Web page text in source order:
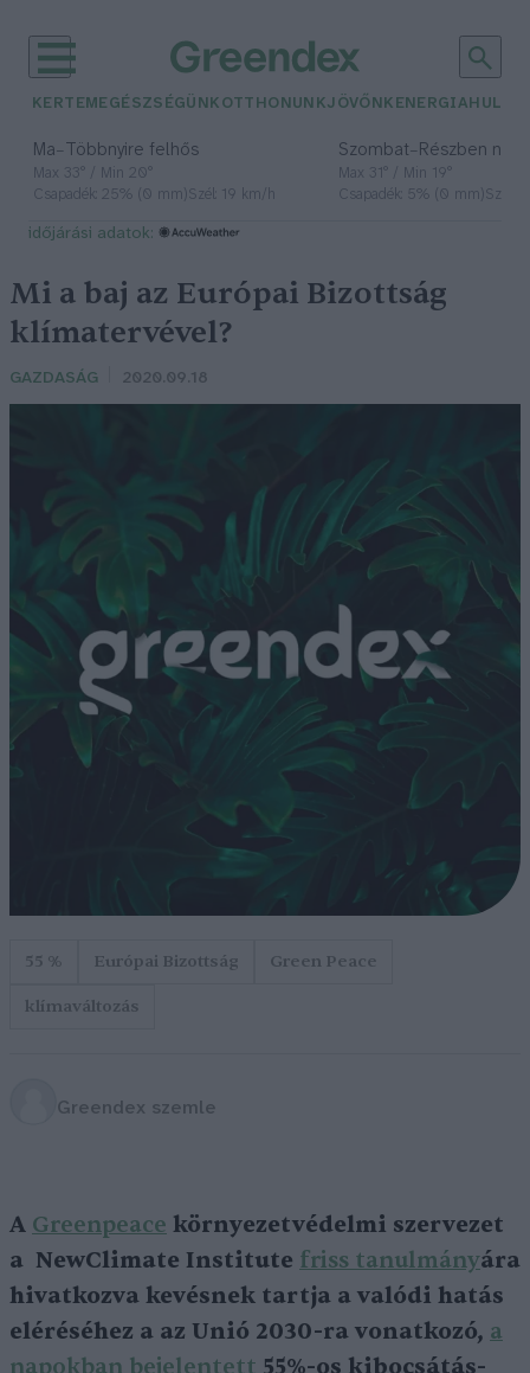
KERTEM EGÉSZSÉGÜNK OTTHONUNKJÖVŐNK ENERGIA
Ma– Többnyire felhős
Max 33° / Min 20°
Csapadék: 25% (0 mm)Szél: 19 km/h
Szombat– Részben
Max 31° / Min 19°
Csapadék: 5% (0 mm)Szél:
időjárási adatok:
Mi a baj az Európai Bizottság
klímatervével?
GAZDASÁG 2020.09.18
55 % Európai Bizottság
Green Peace
klímaváltozás
Greendex szemle
A Greenpeace környezetvédelmi szervezet
a NewClimate Institute friss tanulmányára
hivatkozva kevésnek tartja a valódi hatás
eléréséhez a az Unió 2030-ra vonatkozó, a
napokban bejelentett 55%-os kibocsátás-